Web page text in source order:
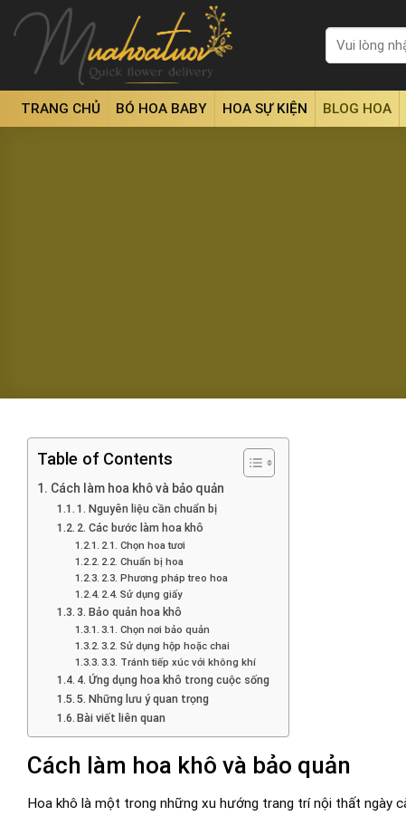
content
Tìm
kiếm:
TRANG CHỦ BÓ HOA BABY HOA SỰ KIỆN BLOG HOA
Table of Contents
Cách làm hoa khô và bảo quản
1. Nguyên liệu cần chuẩn bị
2. Các bước làm hoa khô
2.1. Chọn hoa tươi
2.2. Chuẩn bị hoa
2.3. Phương pháp treo hoa
2.4. Sử dụng giấy
3. Bảo quản hoa khô
3.1. Chọn nơi bảo quản
3.2. Sử dụng hộp hoặc chai
3.3. Tránh tiếp xúc với không khí
4. Ứng dụng hoa khô trong cuộc sống
5. Những lưu ý quan trọng
Bài viết liên quan
Cách làm hoa khô và bảo quản
Hoa khô là một trong những xu hướng trang trí nội thất ngày